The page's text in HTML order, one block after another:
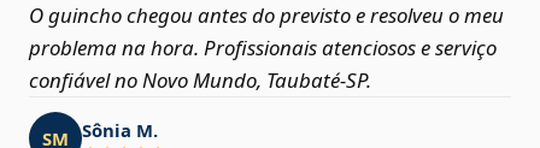
O guincho chegou antes do previsto e resolveu o meu
problema na hora. Profissionais atenciosos e serviço
confiável no Novo Mundo, Taubaté‑SP.
SM Sônia M.